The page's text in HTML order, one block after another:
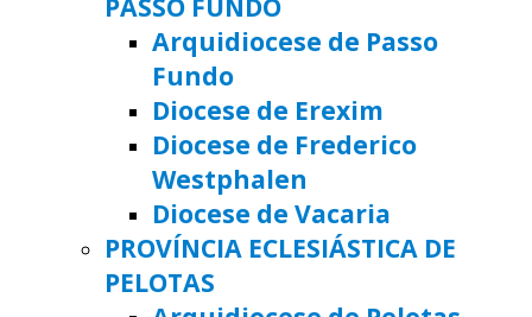
Arquidiocese de Passo
Fundo
Diocese de Erexim
Diocese de Frederico
Westphalen
Diocese de Vacaria
PROVÍNCIA ECLESIÁSTICA DE
PELOTAS